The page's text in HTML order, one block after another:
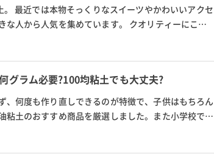
最近では本物そっくりなスイーツやかわいいアクセ
人から人気を集めています。 クオリティーにこだ
コ...
グラム必要?100均粘土でも大丈夫?
何度も作り直しできるのが特徴で、子供はもちろん
土のおすすめ商品を厳選しました。また小学校で使
...